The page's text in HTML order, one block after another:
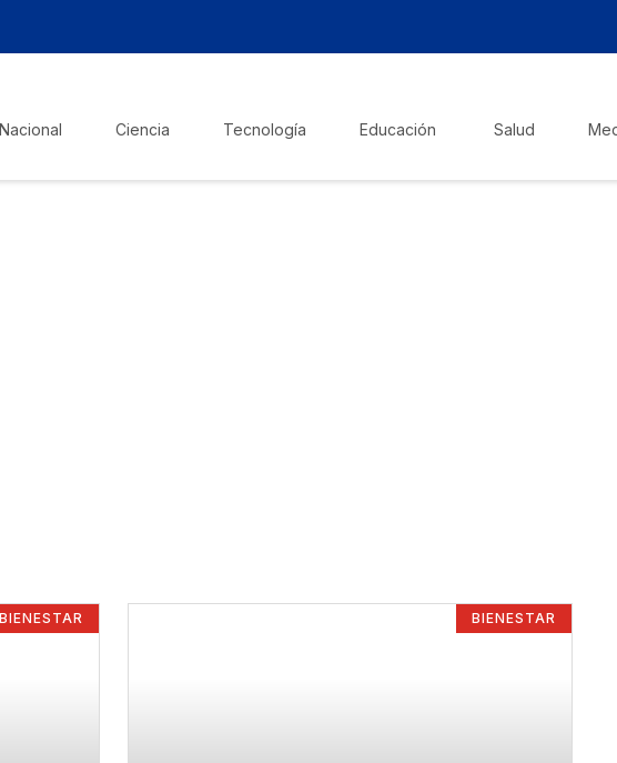
Nacional Ciencia Tecnología Educación Salud
BIENESTAR BIENESTAR